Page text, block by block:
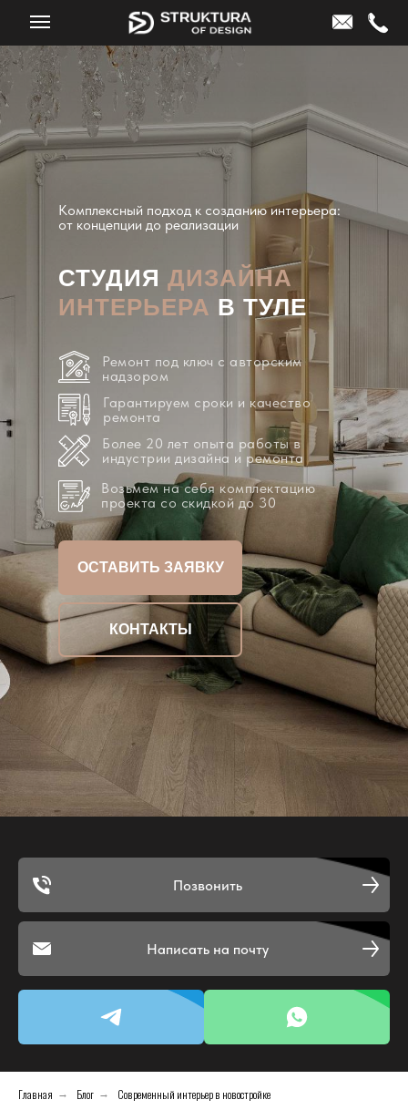
СТУДИЯ ДИЗАЙНА
ИНТЕРЬЕРА В ТУЛЕ
Ремонт под ключ с авторским
надзором
ОСТАВИТЬ ЗАЯВКУ
Гарантируем сроки и качество
ремонта
Более 20 лет опыта работы в
индустрии дизайна и ремонта
Возьмем на себя комплектацию
проекта со скидкой до 30
Комплексный подход к созданию интерьера:
от концепции до реализации
КОНТАКТЫ
Позвонить
Написать на почту
Главная → Блог → Современный интерьер в новостройке